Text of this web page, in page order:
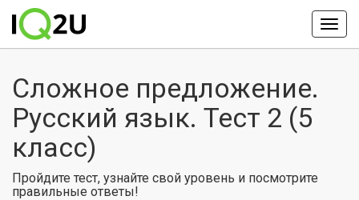
Сложное предложение.
Русский язык. Тест 2 (5
класс)
Пройдите тест, узнайте свой уровень и посмотрите
правильные ответы!